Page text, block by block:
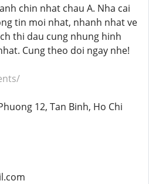
chin nhat chau A. Nha cai
tin moi nhat, nhanh nhat ve
thi dau cung nhung hinh
Cung theo doi ngay nhe!
12, Tan Binh, Ho Chi